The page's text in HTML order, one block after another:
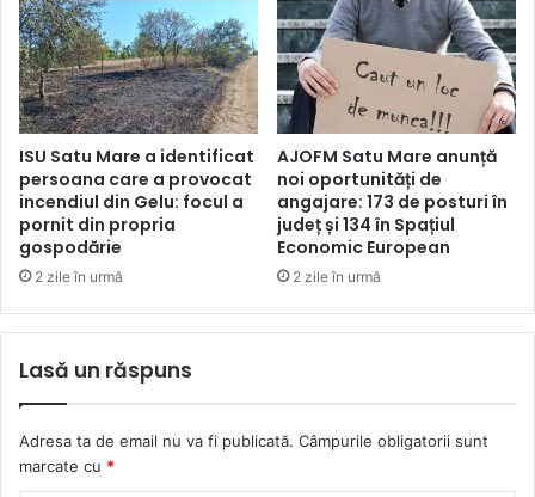
ISU Satu Mare a identificat
persoana care a provocat
incendiul din Gelu: focul a
pornit din propria
gospodărie
2 zile în urmă
AJOFM Satu Mare anunță
noi oportunități de
angajare: 173 de posturi în
județ și 134 în Spațiul
Economic European
2 zile în urmă
Lasă un răspuns
Adresa ta de email nu va fi publicată. Câmpurile obligatorii sunt
marcate cu *